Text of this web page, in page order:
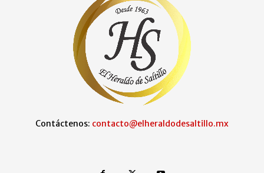
Contáctenos: contacto@elheraldodesaltillo.mx